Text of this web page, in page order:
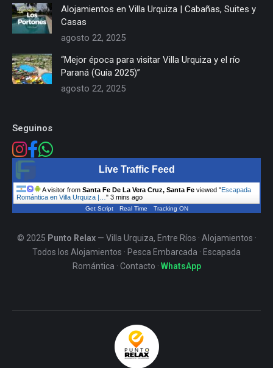
Alojamientos en Villa Urquiza | Cabañas, Suites y
Casas
agosto 22, 2025
“Mejor época para visitar Villa Urquiza y el río
Paraná (Guía 2025)”
agosto 22, 2025
Seguinos
Live Traffic Feed
A visitor from Santa Fe De La Vera Cruz, Santa Fe viewed "Escapada
Romántica en Villa Urquiza |… " 3 mins ago
Get Script Real Time Tracking ON
© 2025 Punto Relax— Villa Urquiza, Entre Ríos · Alojamientos ·
Todos los Alojamientos · Pesca Embarcada · Escapada
Romántica · Contacto · WhatsApp